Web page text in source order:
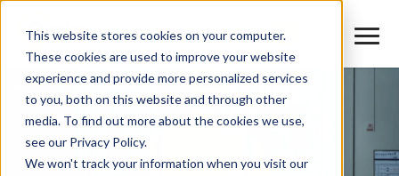
This website stores cookies on your computer.
These cookies are used to improve your website
experience and provide more personalized services
to you, both on this website and through other
media. To find out more about the cookies we use,
see our Privacy Policy.
We won't track your information when you visit our
contenu